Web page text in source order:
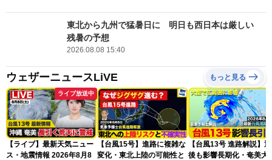
東北から九州で猛暑日に 明日も西日本は厳しい
残暑の予想
2026.08.08 15:40
ウェザーニュースLiVE もっと見る
ライブ放送中
【ライブ】最新天気ニュー
ス・地震情報 2026年8月8
【台風15号】進路に複雑な
変化・東北上陸の可能性と
【台風13号 進路解説】
後も影響長期化・奄美大